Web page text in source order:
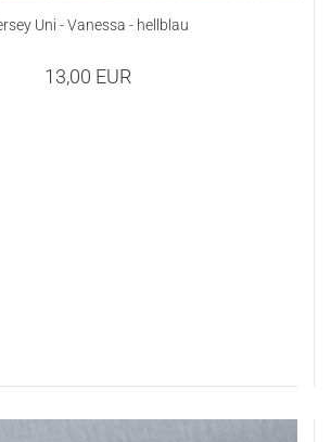
Uni - Vanessa - hellblau
13,00 EUR